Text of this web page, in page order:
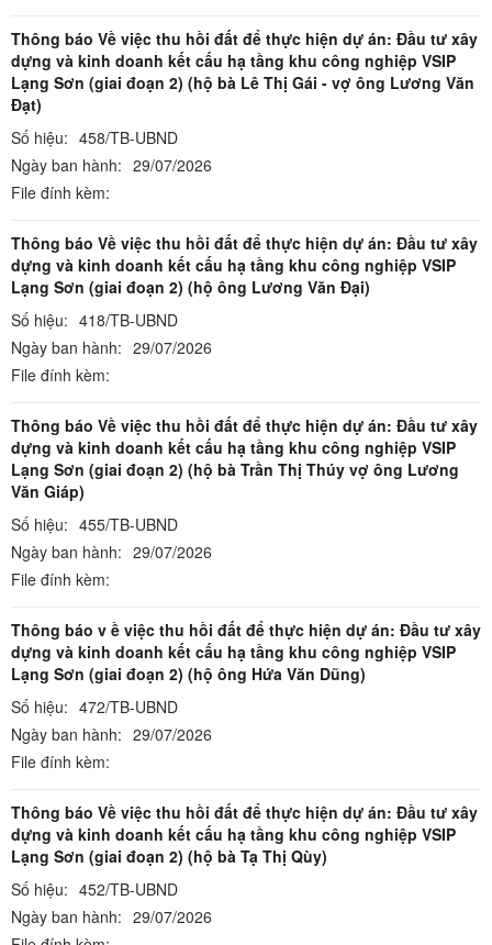
Thông báo Về việc thu hồi đất để thực hiện dự án: Đầu tư xây
dựng và kinh doanh kết cấu hạ tầng khu công nghiệp VSIP
Lạng Sơn (giai đoạn 2) (hộ bà Lê Thị Gái - vợ ông Lương Văn
Đạt)
Số hiệu: 458/TB-UBND
Ngày ban hành: 29/07/2026
File đính kèm:
Thông báo Về việc thu hồi đất để thực hiện dự án: Đầu tư xây
dựng và kinh doanh kết cấu hạ tầng khu công nghiệp VSIP
Lạng Sơn (giai đoạn 2) (hộ ông Lương Văn Đại)
Số hiệu: 418/TB-UBND
Ngày ban hành: 29/07/2026
File đính kèm:
Thông báo Về việc thu hồi đất để thực hiện dự án: Đầu tư xây
dựng và kinh doanh kết cấu hạ tầng khu công nghiệp VSIP
Lạng Sơn (giai đoạn 2) (hộ bà Trần Thị Thúy vợ ông Lương
Văn Giáp)
Số hiệu: 455/TB-UBND
Ngày ban hành: 29/07/2026
File đính kèm:
Thông báo v ề việc thu hồi đất để thực hiện dự án: Đầu tư xây
dựng và kinh doanh kết cấu hạ tầng khu công nghiệp VSIP
Lạng Sơn (giai đoạn 2) (hộ ông Hứa Văn Dũng)
Số hiệu: 472/TB-UBND
Ngày ban hành: 29/07/2026
File đính kèm:
Thông báo Về việc thu hồi đất để thực hiện dự án: Đầu tư xây
dựng và kinh doanh kết cấu hạ tầng khu công nghiệp VSIP
Lạng Sơn (giai đoạn 2) (hộ bà Tạ Thị Qùy)
Số hiệu: 452/TB-UBND
Ngày ban hành: 29/07/2026